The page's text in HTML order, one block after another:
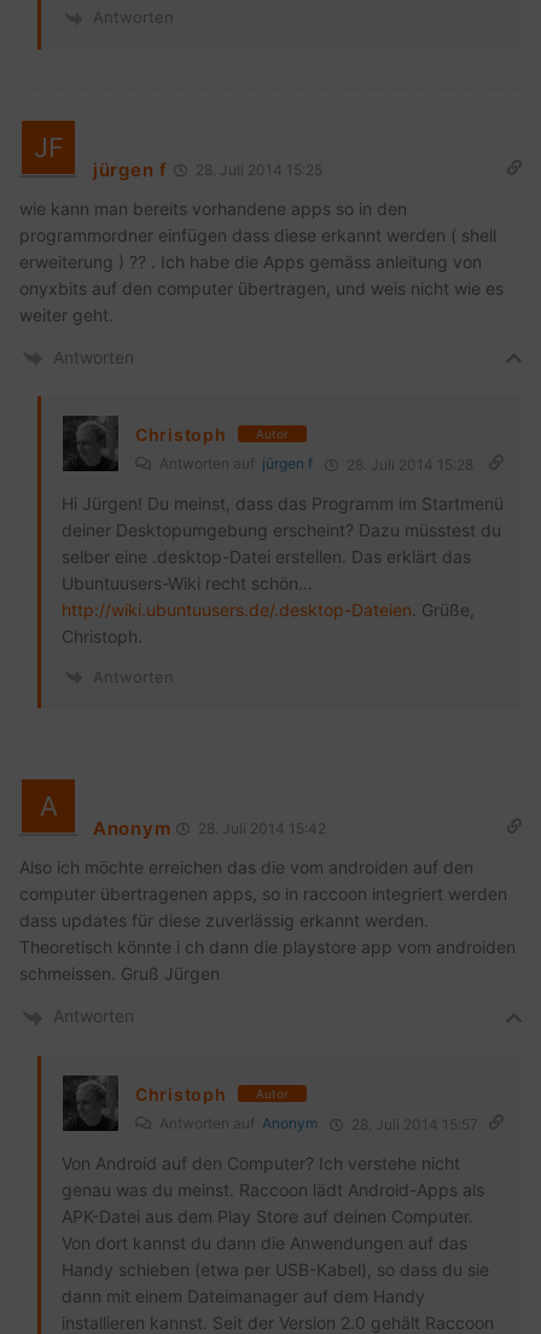
Antworten
jürgen f 28. Juli 2014 15:25
wie kann man bereits vorhandene apps so in den
programmordner einfügen dass diese erkannt werden ( shell
erweiterung ) ?? . Ich habe die Apps gemäss anleitung von
onyxbits auf den computer übertragen, und weis nicht wie es
weiter geht.
Antworten
Christoph Autor
Antworten auf jürgen f 28. Juli 2014 15:28
Hi Jürgen! Du meinst, dass das Programm im Startmenü
deiner Desktopumgebung erscheint? Dazu müsstest du
selber eine .desktop-Datei erstellen. Das erklärt das
Ubuntuusers-Wiki recht schön…
http://wiki.ubuntuusers.de/.desktop-Dateien . Grüße,
Christoph.
Antworten
Anonym 28. Juli 2014 15:42
Also ich möchte erreichen das die vom androiden auf den
computer übertragenen apps, so in raccoon integriert werden
dass updates für diese zuverlässig erkannt werden.
Theoretisch könnte i ch dann die playstore app vom androiden
schmeissen. Gruß Jürgen
Antworten
Christoph Autor
Antworten auf Anonym 28. Juli 2014 15:57
Von Android auf den Computer? Ich verstehe nicht
genau was du meinst. Raccoon lädt Android-Apps als
APK-Datei aus dem Play Store auf deinen Computer.
Von dort kannst du dann die Anwendungen auf das
Handy schieben (etwa per USB-Kabel), so dass du sie
dann mit einem Dateimanager auf dem Handy
installieren kannst. Seit der Version 2.0 gehält Raccoon